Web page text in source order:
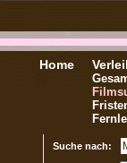
Home
Suche nach: